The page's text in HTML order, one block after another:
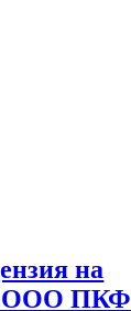
на
ООО ПКФ